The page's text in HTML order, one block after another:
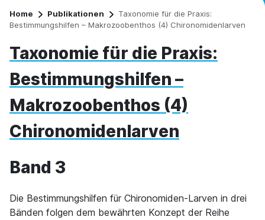
Home Publikationen
Taxonomie für die Praxis:
Bestimmungshilfen – Makrozoobenthos (4) Chironomidenlarven
Taxonomie für die Praxis:
Bestimmungshilfen –
Makrozoobenthos (4)
Chironomidenlarven
Band 3
Die Bestimmungshilfen für Chironomiden-Larven in drei
Bänden folgen dem bewährten Konzept der Reihe